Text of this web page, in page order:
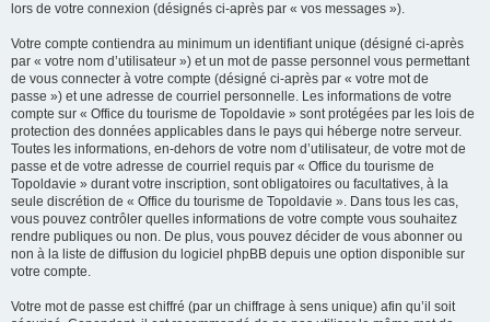
lors de votre connexion (désignés ci-après par « vos messages »).
Votre compte contiendra au minimum un identifiant unique (désigné ci-après
par « votre nom d’utilisateur ») et un mot de passe personnel vous permettant
de vous connecter à votre compte (désigné ci-après par « votre mot de
passe ») et une adresse de courriel personnelle. Les informations de votre
compte sur « Office du tourisme de Topoldavie » sont protégées par les lois de
protection des données applicables dans le pays qui héberge notre serveur.
Toutes les informations, en-dehors de votre nom d’utilisateur, de votre mot de
passe et de votre adresse de courriel requis par « Office du tourisme de
Topoldavie » durant votre inscription, sont obligatoires ou facultatives, à la
seule discrétion de « Office du tourisme de Topoldavie ». Dans tous les cas,
vous pouvez contrôler quelles informations de votre compte vous souhaitez
rendre publiques ou non. De plus, vous pouvez décider de vous abonner ou
non à la liste de diffusion du logiciel phpBB depuis une option disponible sur
votre compte.
Votre mot de passe est chiffré (par un chiffrage à sens unique) afin qu’il soit